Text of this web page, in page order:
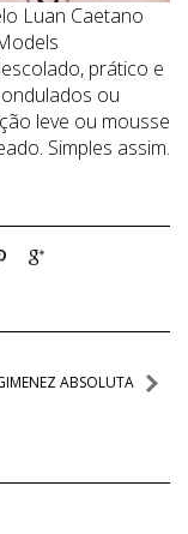
Luan Caetano
prático e
ou
leve ou mousse
Simples assim.
ABSOLUTA